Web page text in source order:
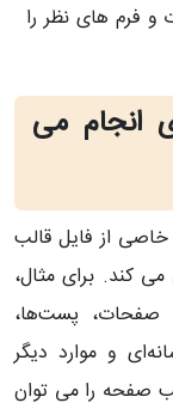
و فرم های نظر را
انجام می
از فایل قالب
کند. برای مثال،
صفحات، پست‌ها،
و موارد دیگر
صفحه را می توان